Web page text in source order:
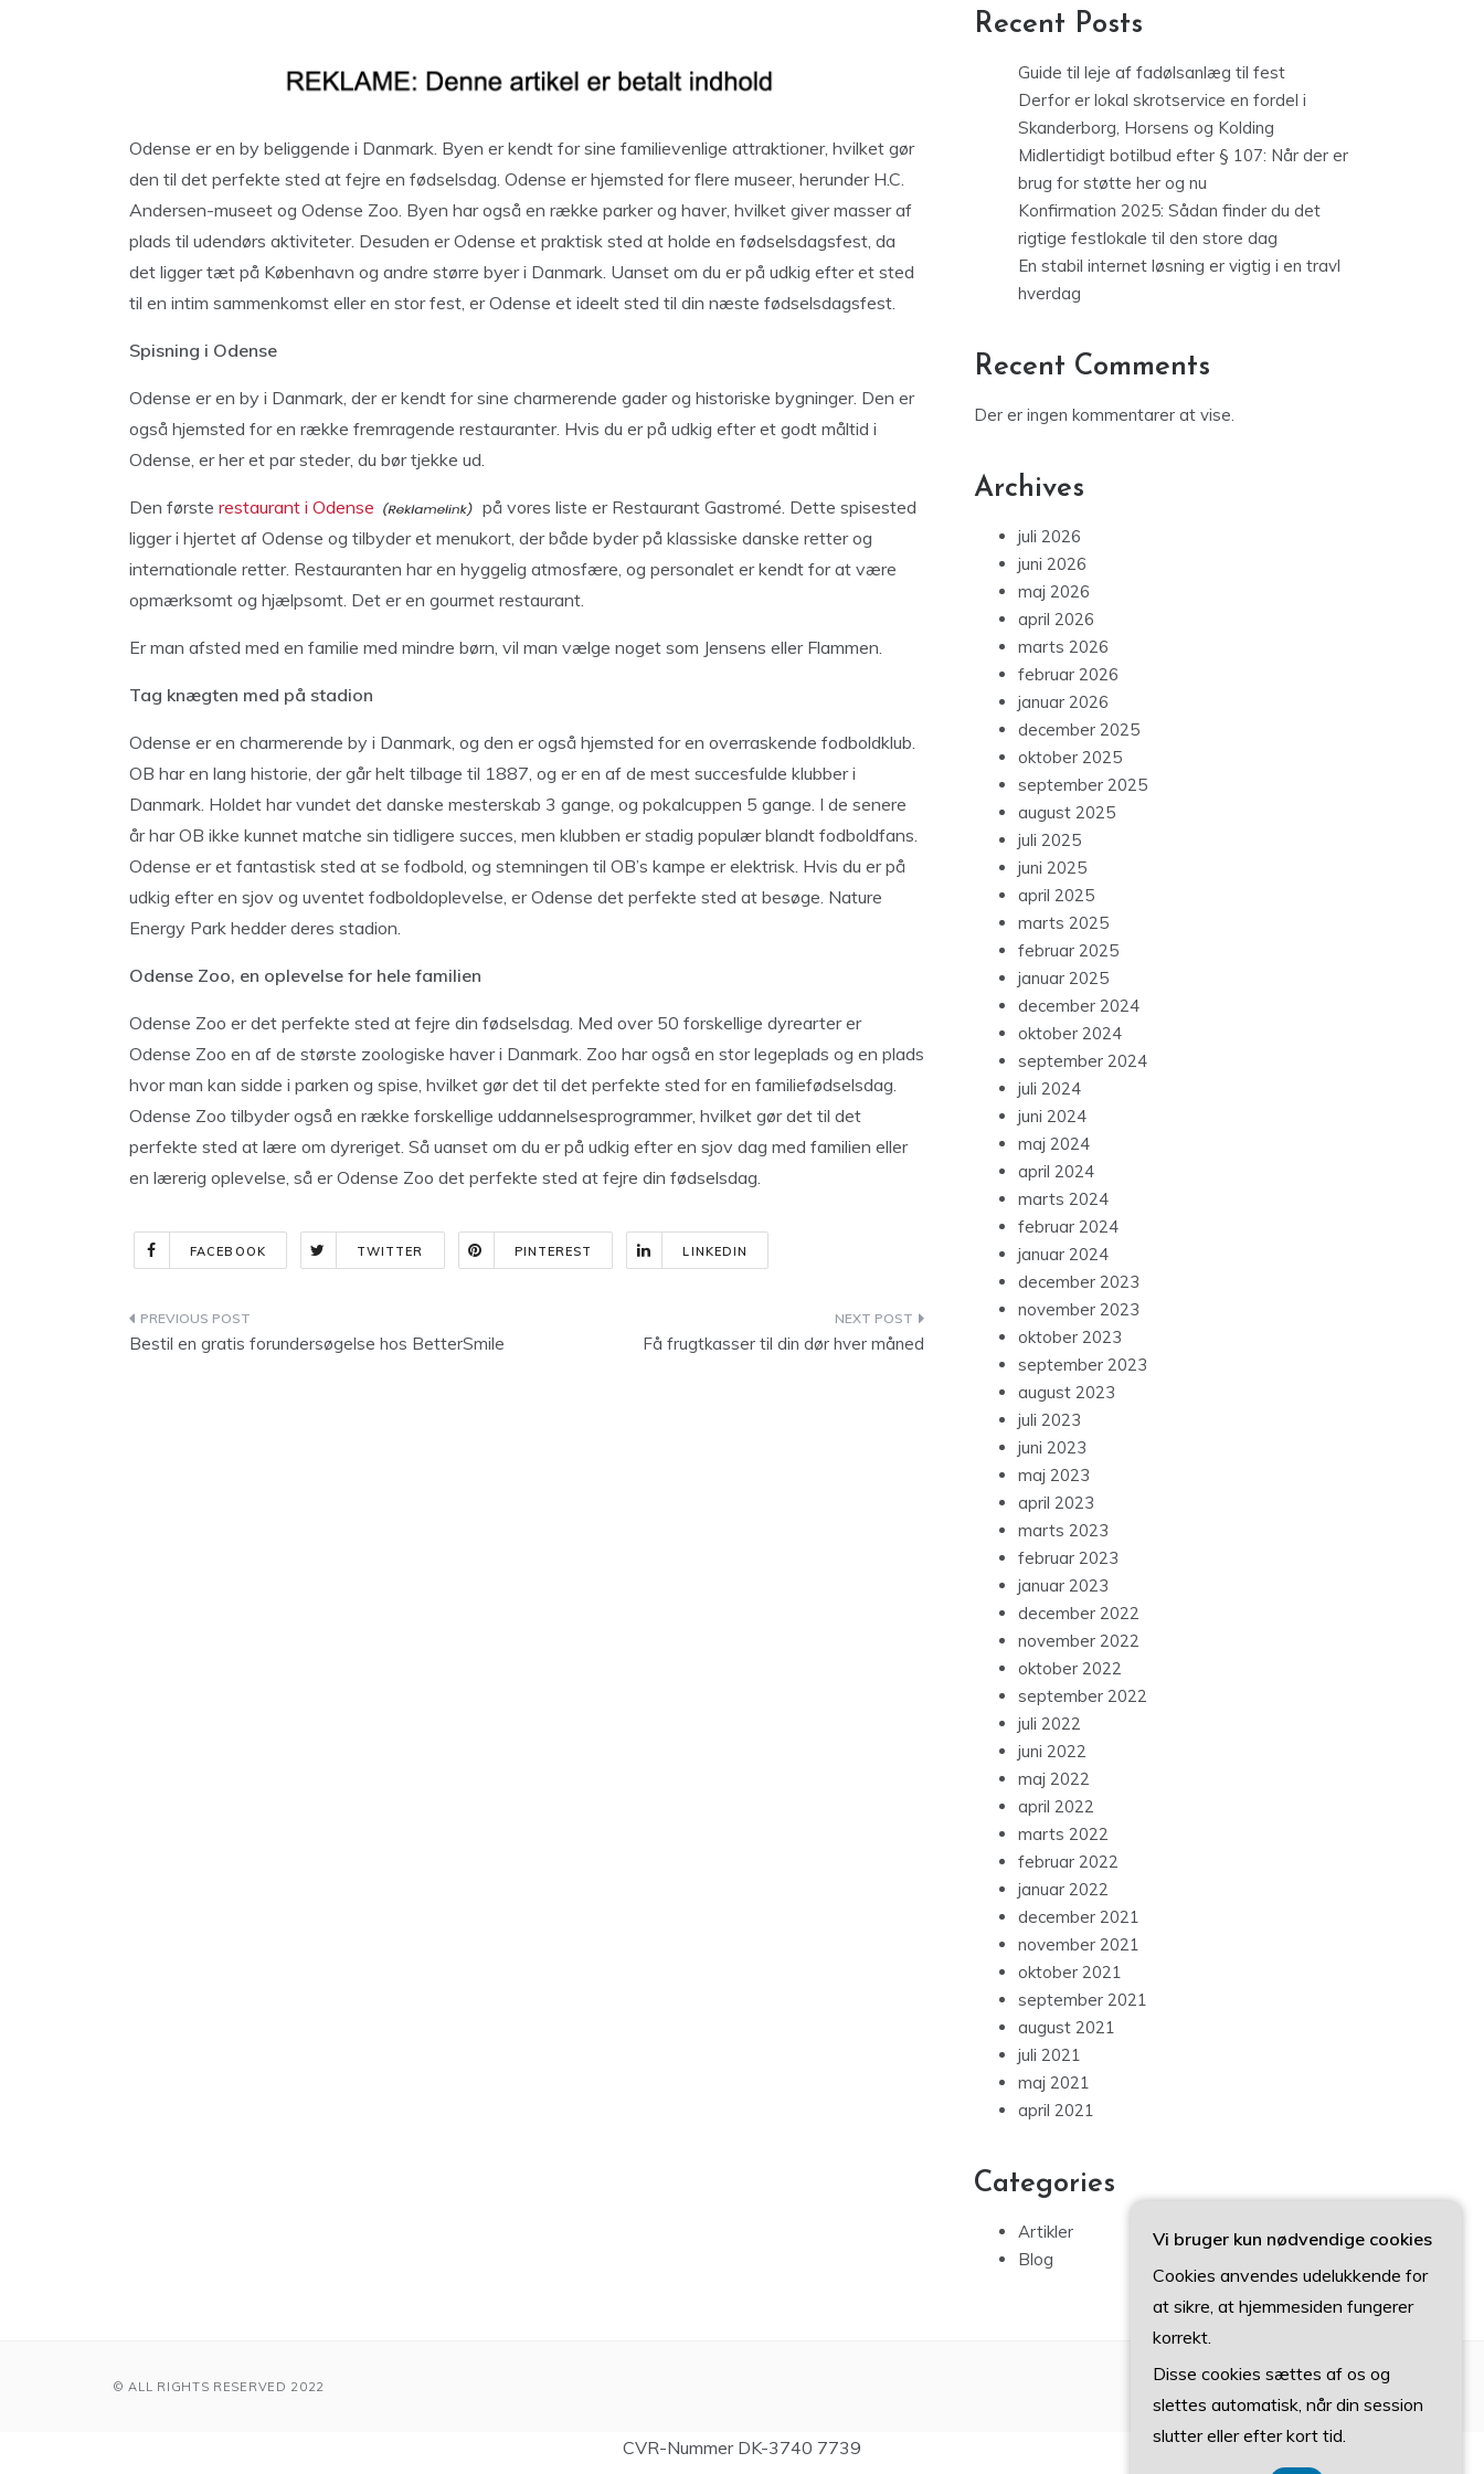
Odense er en by beliggende i Danmark. Byen er kendt for sine familievenlige attraktioner, hvilket gør
den til det perfekte sted at fejre en fødselsdag. Odense er hjemsted for flere museer, herunder H.C.
Andersen-museet og Odense Zoo. Byen har også en række parker og haver, hvilket giver masser af
plads til udendørs aktiviteter. Desuden er Odense et praktisk sted at holde en fødselsdagsfest, da
det ligger tæt på København og andre større byer i Danmark. Uanset om du er på udkig efter et sted
til en intim sammenkomst eller en stor fest, er Odense et ideelt sted til din næste fødselsdagsfest.
Spisning i Odense
Odense er en by i Danmark, der er kendt for sine charmerende gader og historiske bygninger. Den er
også hjemsted for en række fremragende restauranter. Hvis du er på udkig efter et godt måltid i
Odense, er her et par steder, du bør tjekke ud.
Den første restaurant i Odense
på vores liste er Restaurant Gastromé. Dette spisested
ligger i hjertet af Odense og tilbyder et menukort, der både byder på klassiske danske retter og
internationale retter. Restauranten har en hyggelig atmosfære, og personalet er kendt for at være
opmærksomt og hjælpsomt. Det er en gourmet restaurant.
Er man afsted med en familie med mindre børn, vil man vælge noget som Jensens eller Flammen.
Tag knægten med på stadion
Odense er en charmerende by i Danmark, og den er også hjemsted for en overraskende fodboldklub.
OB har en lang historie, der går helt tilbage til 1887, og er en af de mest succesfulde klubber i
Danmark. Holdet har vundet det danske mesterskab 3 gange, og pokalcuppen 5 gange. I de senere
år har OB ikke kunnet matche sin tidligere succes, men klubben er stadig populær blandt fodboldfans.
Odense er et fantastisk sted at se fodbold, og stemningen til OB’s kampe er elektrisk. Hvis du er på
udkig efter en sjov og uventet fodboldoplevelse, er Odense det perfekte sted at besøge. Nature
Energy Park hedder deres stadion.
Odense Zoo, en oplevelse for hele familien
Odense Zoo er det perfekte sted at fejre din fødselsdag. Med over 50 forskellige dyrearter er
Odense Zoo en af de største zoologiske haver i Danmark. Zoo har også en stor legeplads og en plads
hvor man kan sidde i parken og spise, hvilket gør det til det perfekte sted for en familiefødselsdag.
Odense Zoo tilbyder også en række forskellige uddannelsesprogrammer, hvilket gør det til det
perfekte sted at lære om dyreriget. Så uanset om du er på udkig efter en sjov dag med familien eller
en lærerig oplevelse, så er Odense Zoo det perfekte sted at fejre din fødselsdag.
FACEBOOK TWITTER PINTEREST LINKEDIN
Indlægsnavigation
Bestil en gratis forundersøgelse hos BetterSmile Få frugtkasser til din dør hver måned
Recent Posts
Guide til leje af fadølsanlæg til fest
Derfor er lokal skrotservice en fordel i
Skanderborg, Horsens og Kolding
Midlertidigt botilbud efter § 107: Når der er
brug for støtte her og nu
Konfirmation 2025: Sådan finder du det
rigtige festlokale til den store dag
En stabil internet løsning er vigtig i en travl
hverdag
Recent Comments
Der er ingen kommentarer at vise.
Archives
juli 2026
juni 2026
maj 2026
april 2026
marts 2026
februar 2026
januar 2026
december 2025
oktober 2025
september 2025
august 2025
juli 2025
juni 2025
april 2025
marts 2025
februar 2025
januar 2025
december 2024
oktober 2024
september 2024
juli 2024
juni 2024
maj 2024
april 2024
marts 2024
februar 2024
januar 2024
december 2023
november 2023
oktober 2023
september 2023
august 2023
juli 2023
juni 2023
maj 2023
april 2023
marts 2023
februar 2023
januar 2023
december 2022
november 2022
oktober 2022
september 2022
juli 2022
juni 2022
maj 2022
april 2022
marts 2022
februar 2022
januar 2022
december 2021
november 2021
oktober 2021
september 2021
august 2021
juli 2021
maj 2021
april 2021
Categories
Artikler
Blog
© ALL RIGHTS RESERVED 2022
CVR-Nummer DK-3740 7739
Vi bruger kun nødvendige cookies
Cookies anvendes udelukkende for
at sikre, at hjemmesiden fungerer
korrekt.
Disse cookies sættes af os og
slettes automatisk, når din session
slutter eller efter kort tid.